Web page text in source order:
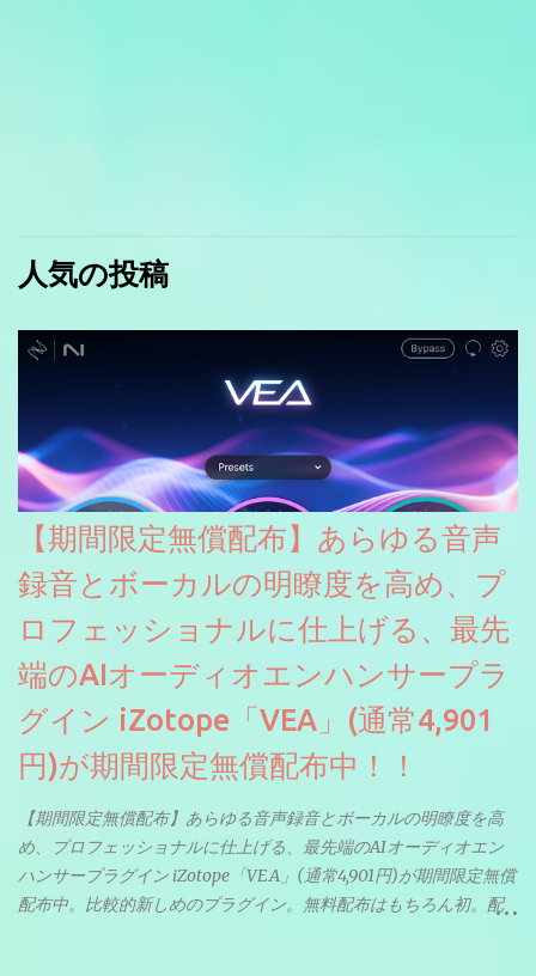
人気の投稿
【期間限定無償配布】あらゆる音声
録音とボーカルの明瞭度を高め、プ
ロフェッショナルに仕上げる、最先
端のAIオーディオエンハンサープラ
グイン iZotope「VEA」(通常4,901
円)が期間限定無償配布中！！
【期間限定無償配布】あらゆる音声録音とボーカルの明瞭度を高
め、プロフェッショナルに仕上げる、最先端のAIオーディオエン
ハンサープラグイン iZotope「VEA」(通常4,901円)が期間限定無償
配布中。比較的新しめのプラグイン。無料配布はもちろん初。配